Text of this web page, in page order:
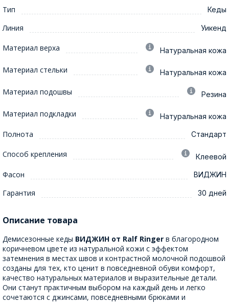
Тип Кеды
Линия Уикенд
Материал верха Натуральная кожа
Материал стельки Натуральная кожа
Материал подошвы Резина
Материал подкладки Натуральная кожа
Полнота Стандарт
Способ крепления Клеевой
Фасон ВИДЖИН
Гарантия 30 дней
Описание товара
Демисезонные кеды ВИДЖИН от Ralf Ringer в благородном
коричневом цвете из натуральной кожи с эффектом
затемнения в местах швов и контрастной молочной подошвой
созданы для тех, кто ценит в повседневной обуви комфорт,
качество натуральных материалов и выразительные детали.
Они станут практичным выбором на каждый день и легко
сочетаются с джинсами, повседневными брюками и